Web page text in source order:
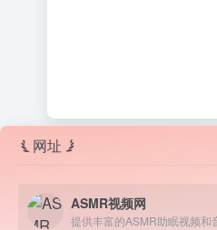
网址
ASMR视频网
提供丰富的ASMR助眠视频和